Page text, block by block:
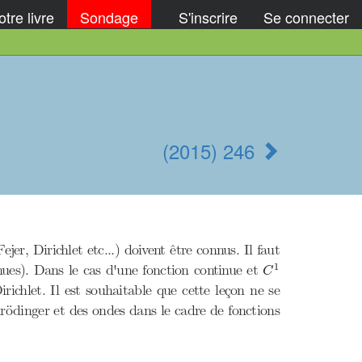
livre Sondage S'inscrire Se connecter
(2015) 246
Dirichlet etc...) doivent être connus. Il faut
Dans le cas d'une fonction continue et C1
C1
Il est souhaitable que cette leçon ne se
et des ondes dans le cadre de fonctions